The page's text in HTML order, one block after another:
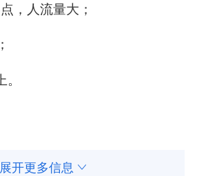
，人流量大；
展开更多信息